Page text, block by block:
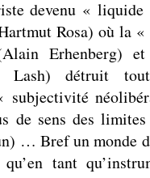
devenu «
Rosa) où la
Erhenberg)
Lash) détruit
subjectivité
de sens des
… Bref un monde
tant